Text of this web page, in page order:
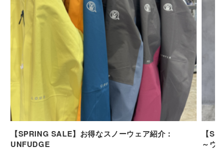
【SPRING SALE】お得なスノーウェア紹介：
UNFUDGE
【
～ウ